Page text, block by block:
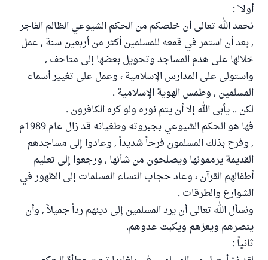
أولا ً :
نحمد الله تعالى أن خلصكم من الحكم الشيوعي الظالم الفاجر
, بعد أن استمر في قمعه للمسلمين أكثر من أربعين سنة , عمل
خلالها على هدم المساجد وتحويل بعضها إلى متاحف ,
واستولى على المدارس الإسلامية ، وعمل على تغيير أسماء
المسلمين , وطمس الهوية الإسلامية .
لكن .. يأبى الله إلا أن يتم نوره ولو كره الكافرون .
فها هو الحكم الشيوعي بجبروته وطغيانه قد زال عام 1989م
, وفرح بذلك المسلمون فرحاً شديداً , وعادوا إلى مساجدهم
القديمة يرممونها ويصلحون من شأنها , ورجعوا إلى تعليم
أطفالهم القرآن ، وعاد حجاب النساء المسلمات إلى الظهور في
الشوارع والطرقات .
ونسأل الله تعالى أن يرد المسلمين إلى دينهم رداً جميلاً , وأن
ينصرهم ويعزهم ويكبت عدوهم.
ثانياً :